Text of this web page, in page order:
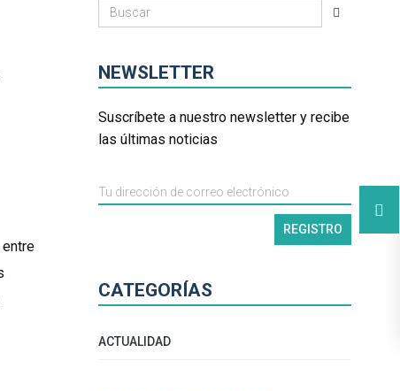
NEWSLETTER
Suscríbete a nuestro newsletter y recibe
las últimas noticias
CATEGORÍAS
ACTUALIDAD